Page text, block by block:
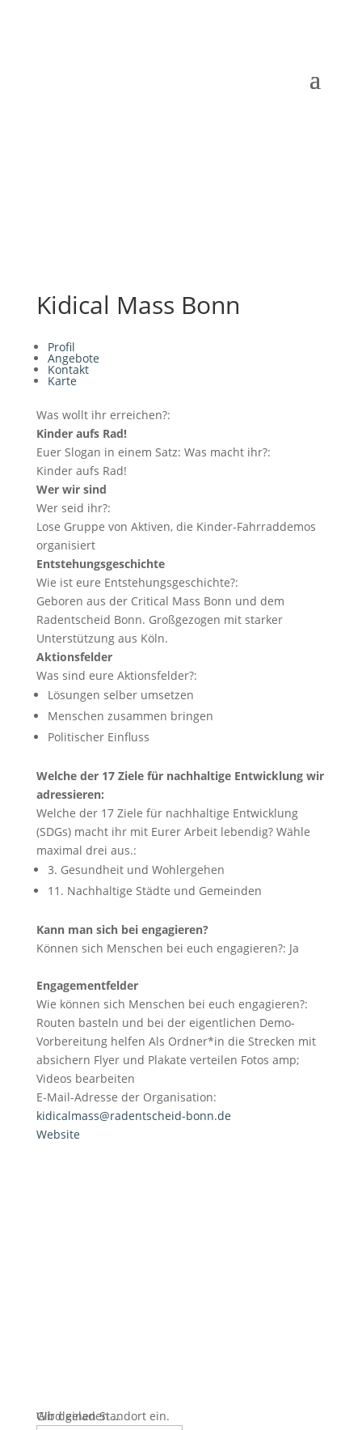
Kidical Mass Bonn
Profil
Angebote
Kontakt
Karte
Was wollt ihr erreichen?:
Kinder aufs Rad!
Euer Slogan in einem Satz: Was macht ihr?:
Kinder aufs Rad!
Wer wir sind
Wer seid ihr?:
Lose Gruppe von Aktiven, die Kinder-Fahrraddemos
organisiert
Entstehungsgeschichte
Wie ist eure Entstehungsgeschichte?:
Geboren aus der Critical Mass Bonn und dem
Radentscheid Bonn. Großgezogen mit starker
Unterstützung aus Köln.
Aktionsfelder
Was sind eure Aktionsfelder?:
Lösungen selber umsetzen
Menschen zusammen bringen
Politischer Einfluss
Welche der 17 Ziele für nachhaltige Entwicklung wir
adressieren:
Welche der 17 Ziele für nachhaltige Entwicklung
(SDGs) macht ihr mit Eurer Arbeit lebendig? Wähle
maximal drei aus.:
3. Gesundheit und Wohlergehen
11. Nachhaltige Städte und Gemeinden
Kann man sich bei engagieren?
Können sich Menschen bei euch engagieren?: Ja
Engagementfelder
Wie können sich Menschen bei euch engagieren?:
Routen basteln und bei der eigentlichen Demo-
Vorbereitung helfen Als Ordner*in die Strecken mit
absichern Flyer und Plakate verteilen Fotos amp;
Videos bearbeiten
E-Mail-Adresse der Organisation:
kidicalmass@radentscheid-bonn.de
Website
Wird geladen …
Gib deinen Standort ein.